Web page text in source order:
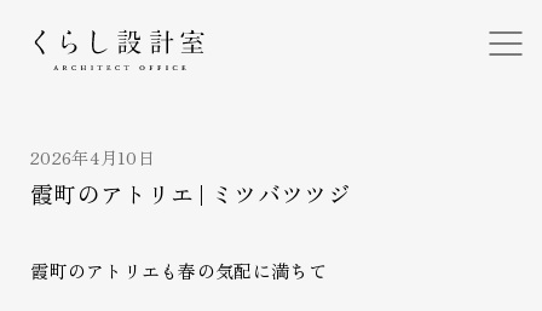
2026年4月10日
霞町のアトリエ | ミツバツツジ
霞町のアトリエも春の気配に満ちて